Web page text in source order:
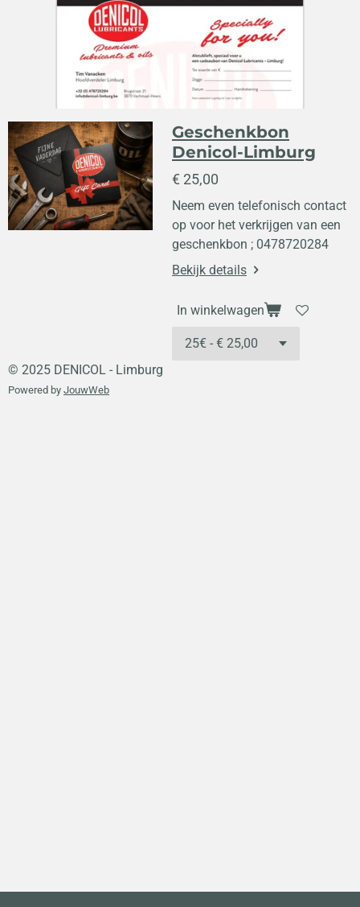
Geschenkbon
Denicol-Limburg
€ 25,00
Neem even telefonisch contact
op voor het verkrijgen van een
geschenkbon ; 0478720284
Bekijk details
In winkelwagen
© 2025 DENICOL - Limburg
Powered by JouwWeb